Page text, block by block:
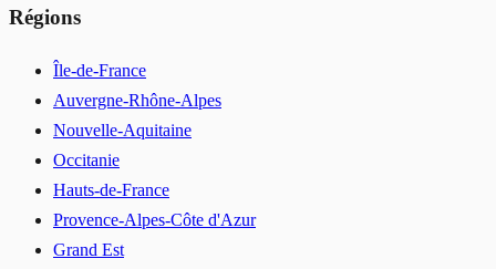
Régions
Île-de-France
Auvergne-Rhône-Alpes
Nouvelle-Aquitaine
Occitanie
Hauts-de-France
Provence-Alpes-Côte d'Azur
Grand Est